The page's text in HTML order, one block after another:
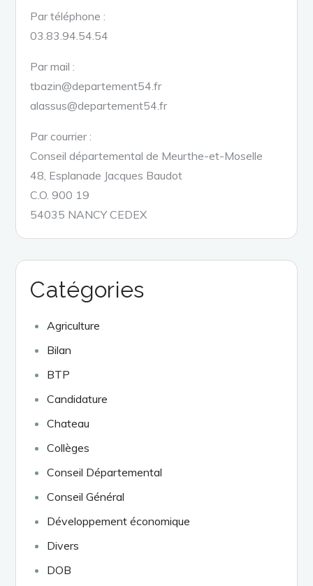
Par téléphone :
03.83.94.54.54
Par mail :
tbazin@departement54.fr
alassus@departement54.fr
Par courrier :
Conseil départemental de Meurthe-et-Moselle
48, Esplanade Jacques Baudot
C.O. 900 19
54035 NANCY CEDEX
Catégories
Agriculture
Bilan
BTP
Candidature
Chateau
Collèges
Conseil Départemental
Conseil Général
Développement économique
Divers
DOB